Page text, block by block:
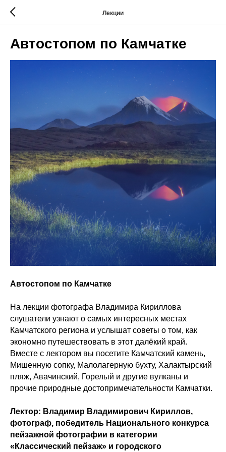
Лекции
Автостопом по Камчатке
Автостопом по Камчатке
На лекции фотографа Владимира Кириллова
слушатели узнают о самых интересных местах
Камчатского региона и услышат советы о том, как
экономно путешествовать в этот далёкий край.
Вместе с лектором вы посетите Камчатский камень,
Мишенную сопку, Малолагерную бухту, Халактырский
пляж, Авачинский, Горелый и другие вулканы и
прочие природные достопримечательности Камчатки.
Лектор: Владимир Владимирович Кириллов,
фотограф, победитель Национального конкурса
пейзажной фотографии в категории
«Классический пейзаж» и городского